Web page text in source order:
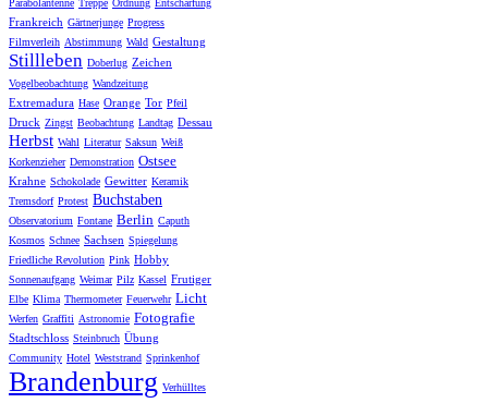
Parabolantenne Treppe Ordnung Entschärfung
Frankreich Gärtnerjunge Progress
Filmverleih Abstimmung Wald Gestaltung
Stillleben Doberlug Zeichen
Vogelbeobachtung Wandzeitung
Extremadura Hase Orange Tor Pfeil
Druck Zingst Beobachtung Landtag Dessau
Herbst Wahl Literatur Saksun Weiß
Korkenzieher Demonstration Ostsee
Krahne Schokolade Gewitter Keramik
Tremsdorf Protest Buchstaben
Observatorium Fontane Berlin Caputh
Kosmos Schnee Sachsen Spiegelung
Friedliche Revolution Pink Hobby
Sonnenaufgang Weimar Pilz Kassel Frutiger
Elbe Klima Thermometer Feuerwehr Licht
Werfen Graffiti Astronomie Fotografie
Stadtschloss Steinbruch Übung
Community Hotel Weststrand Sprinkenhof
Brandenburg Verhülltes